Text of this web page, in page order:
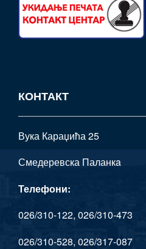
КОНТАКТ
Вука Караџића 25
Смедеревска Паланкa
Телефони:
026/310-122, 026/310-473
026/310-528, 026/317-087